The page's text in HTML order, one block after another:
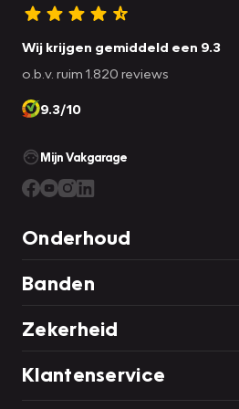
Wij krijgen gemiddeld een 9.3
o.b.v. ruim 1.820 reviews
9.3/10
Mijn Vakgarage
Onderhoud
Banden
Zekerheid
Klantenservice